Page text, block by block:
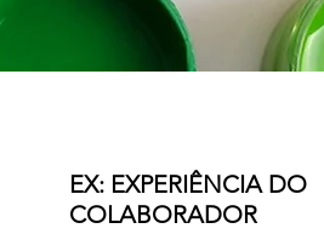
EX: EXPERIÊNCIA DO
COLABORADOR